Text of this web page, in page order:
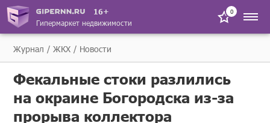
16+
Гипермаркет недвижимости
0
Журнал ЖКХ Новости
Фекальные стоки разлились
на окраине Богородска из-за
прорыва коллектора